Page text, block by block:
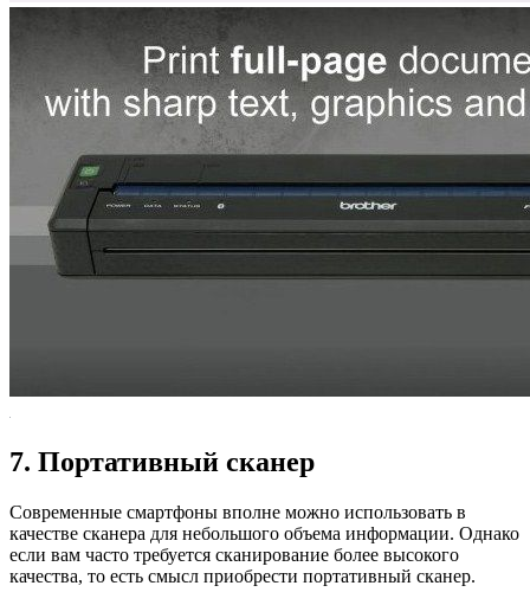
7. Портативный сканер
Современные смартфоны вполне можно использовать в
качестве сканера для небольшого объема информации. Однако
если вам часто требуется сканирование более высокого
качества, то есть смысл приобрести портативный сканер.